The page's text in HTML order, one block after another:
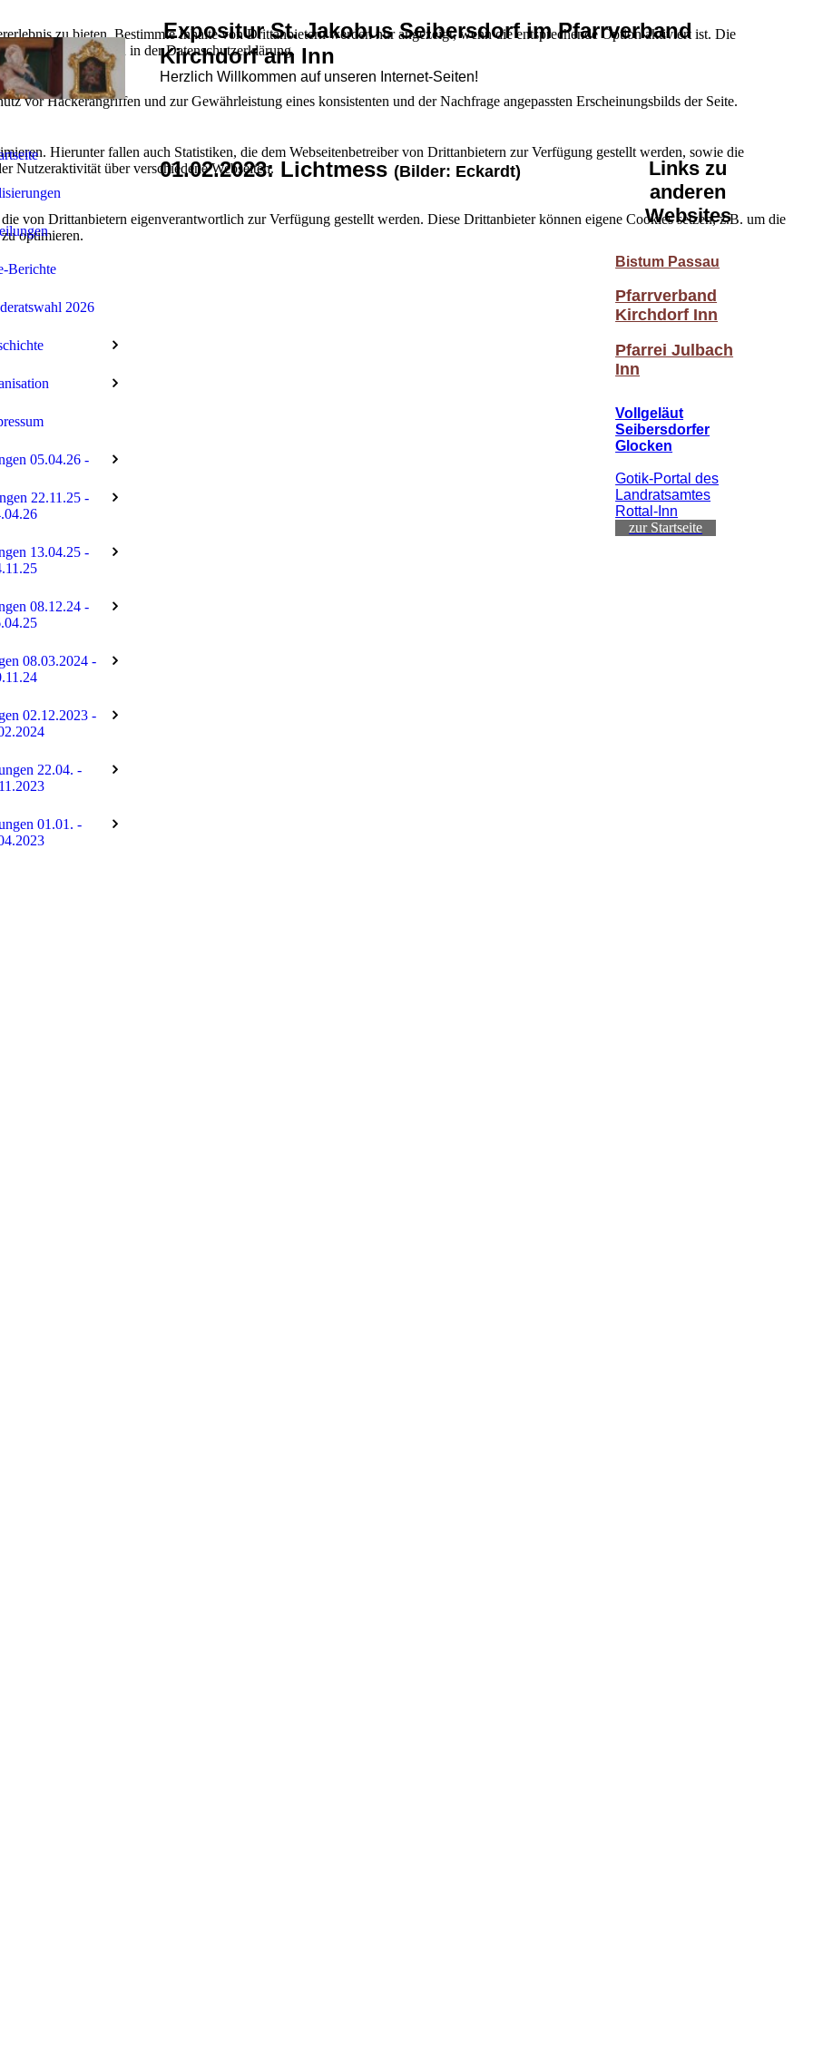
Berichte
2026
05.04.26 -
22.11.25 -
13.04.25 -
08.12.24 -
08.03.2024 -
02.12.2023 -
22.04. -
01.01. -
Expositur St. Jakobus Seibersdorf im Pfarrverband
Kirchdorf am Inn
Herzlich Willkommen auf unseren Internet-Seiten!
01.02.2023: Lichtmess (Bilder: Eckardt)
Links zu
anderen
Websites
Bistum Passau
Pfarrverband
Kirchdorf Inn
Pfarrei Julbach
Inn
Vollgeläut
Seibersdorfer
Glocken
Gotik-Portal des
Landratsamtes
Rottal-Inn
zur Startseite
zu bieten. Bestimmte Inhalte von Drittanbietern werden nur angezeigt, wenn die entsprechende Option aktiviert ist. Die
hierzu in der Datenschutzerklärung.
vor Hackerangriffen und zur Gewährleistung eines konsistenten und der Nachfrage angepassten Erscheinungsbilds der Seite.
Hierunter fallen auch Statistiken, die dem Webseitenbetreiber von Drittanbietern zur Verfügung gestellt werden, sowie die
Nutzeraktivität über verschiedene Webseiten.
von Drittanbietern eigenverantwortlich zur Verfügung gestellt werden. Diese Drittanbieter können eigene Cookies setzen, z.B. um die
optimieren.